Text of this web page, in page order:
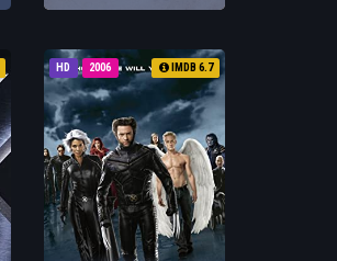
HD 2006 IMDB 6.7